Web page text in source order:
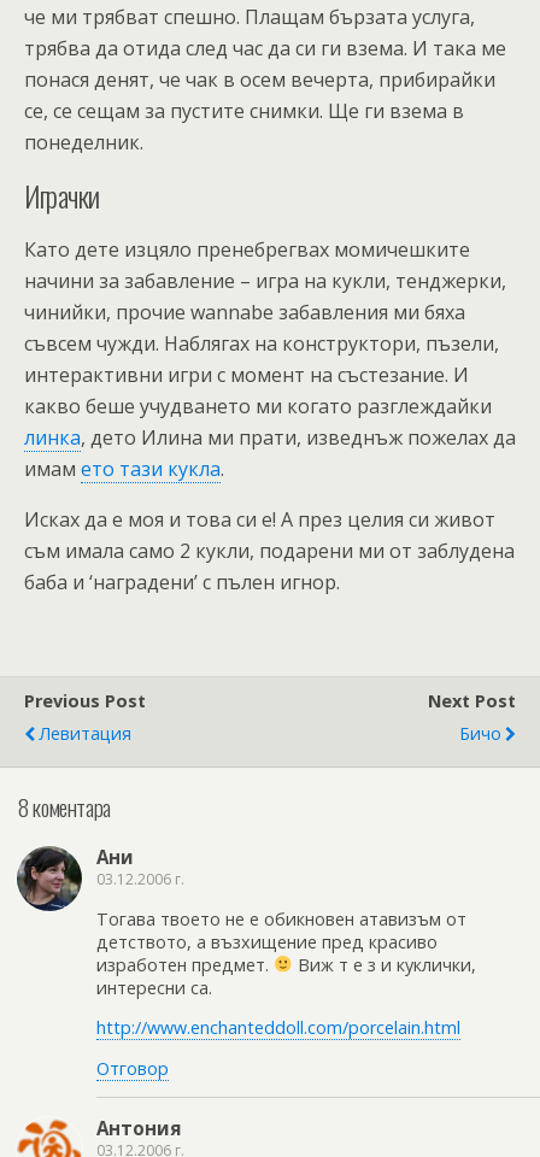
че ми трябват спешно. Плащам бързата услуга,
трябва да отида след час да си ги взема. И така ме
понася денят, че чак в осем вечерта, прибирайки
се, се сещам за пустите снимки. Ще ги взема в
понеделник.
Играчки
Като дете изцяло пренебрегвах момичешките
начини за забавление – игра на кукли, тенджерки,
чинийки, прочие wannabe забавления ми бяха
съвсем чужди. Наблягах на конструктори, пъзели,
интерактивни игри с момент на състезание. И
какво беше учудването ми когато разглеждайки
линка, дето Илина ми прати, изведнъж пожелах да
имам ето тази кукла.
Исках да е моя и това си е! А през целия си живот
съм имала само 2 кукли, подарени ми от заблудена
баба и ‘наградени’ с пълен игнор.
Previous Post
Левитация
Next Post
Бичо
8 коментара
Ани
03.12.2006 г.
Тогава твоето не е обикновен атавизъм от
детството, а възхищение пред красиво
изработен предмет.
Виж т е з и куклички,
интересни са.
http://www.enchanteddoll.com/porcelain.html
Отговор
Антония
03.12.2006 г.